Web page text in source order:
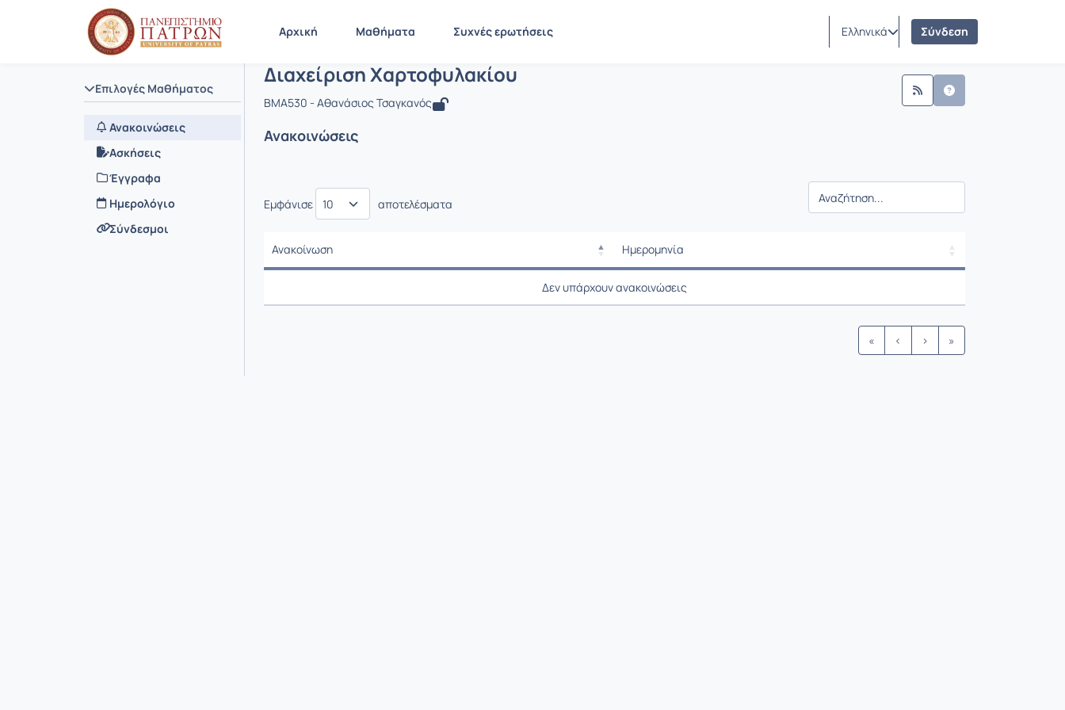
Αρχική Μαθήματα Συχνές ερωτήσεις Ελληνικά Σύνδεση
Επιλογές Μαθήματος
Ανακοινώσεις
Ασκήσεις
Έγγραφα
Ημερολόγιο
Σύνδεσμοι
Αρχική Σελίδα Διαχείριση Χαρτοφυλακίου Ανακοινώσεις
Μάθημα : Διαχείριση Χαρτοφυλακίου
Κωδικός : BMA530
Διαχείριση Χαρτοφυλακίου
BMA530 - Αθανάσιος Τσαγκανός
Ανακοινώσεις
Εμφάνισε αποτελέσματα
Ανακοίνωση
Ημερομηνία
Ρυθμίσεις επιλογής / Αποτελέσματα
Ρυθμίσεις επιλογής / Αποτελέσματα
Δεν υπάρχουν ανακοινώσεις
« ‹ › »